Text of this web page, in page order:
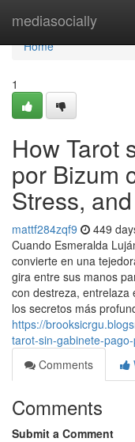
mediasocially
Home
Home
1
How Tarot
por Bizum
Stress,
mattf284zqf9 449
Cuando Esmeralda
convierte en una
gira entre sus manos
con destreza, entrelaza
los secretos más
https://
tarot-sin-gabinete-
Comments
Comments
Submit a Comment